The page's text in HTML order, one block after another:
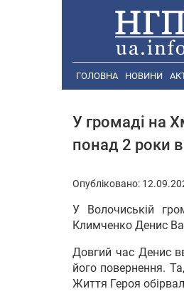
ГОЛОВНА НОВИНИ
У громаді на
понад 2 роки
Опубліковано:
У Волочиській
Климченко Денис
Довгий час Денис
його повернення.
Життя Героя